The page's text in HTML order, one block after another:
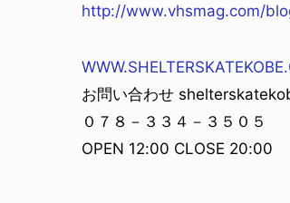
http://www.vhsmag.com/
お問い合わせ
０７８－３３４－３５０５
OPEN 12:00 CLOSE 20:00